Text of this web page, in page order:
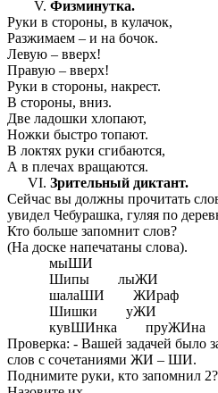
Физминутка.
Руки в стороны, в кулачок,
Разжимаем – и на бочок.
Левую – вверх!
Правую – вверх!
Руки в стороны, накрест.
В стороны, вниз.
Две ладошки хлопают,
Ножки быстро топают.
В локтях руки сгибаются,
А в плечах вращаются.
Зрительный диктант.
Сейчас вы должны прочитать
увидел Чебурашка, гуляя по
Кто больше запомнит слов?
(На доске напечатаны слова).
мыШИ
Шипы лыЖИ
шалаШИ ЖИраф
Шишки уЖИ
кувШИнка пруЖИна
Проверка: - Вашей задачей было
слов с сочетаниями ЖИ – ШИ.
Поднимите руки, кто запомнил 2?